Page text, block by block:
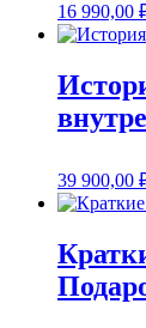
16 990,00
39 900,00